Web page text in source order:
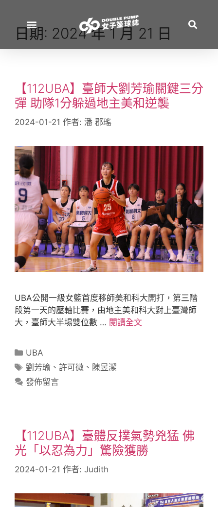
日期: 2024 年 1 月 21 日
【112UBA】臺師大劉芳瑜關鍵三分
彈 助隊1分躲過地主美和逆襲
2024-01-21 作者: 潘 郡瑤
UBA公開一級女籃首度移師美和科大開打，第三階
段第一天的壓軸比賽，由地主美和科大對上臺灣師
大，臺師大半場雙位數 … 閱讀全文
UBA
劉芳瑜 、許可微 、 陳昱潔
發佈留言
【112UBA】臺體反撲氣勢兇猛 佛
光「以忍為力」驚險獲勝
2024-01-21 作者: Judith